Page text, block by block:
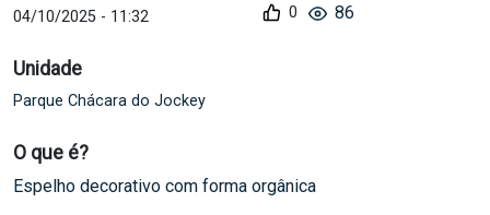
04/10/2025 - 11:32
Unidade
Parque Chácara do Jockey
86
O que é?
Espelho decorativo com forma orgânica